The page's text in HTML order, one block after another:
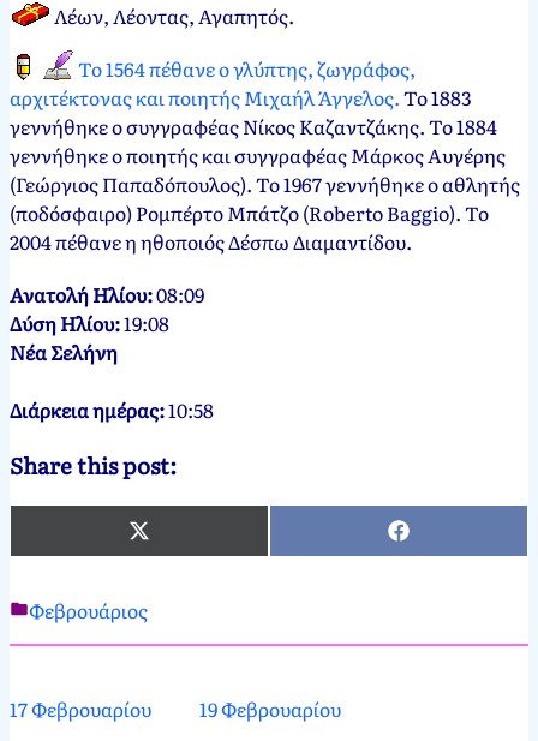
Λέων, Λέοντας, Αγαπητός.
Το 1564 πέθανε ο γλύπτης, ζωγράφος,
αρχιτέκτονας και ποιητής Μιχαήλ Άγγελος.Το 1883
γεννήθηκε ο συγγραφέας Νίκος Καζαντζάκης. Το 1884
γεννήθηκε ο ποιητής και συγγραφέας Μάρκος Αυγέρης
(Γεώργιος Παπαδόπουλος). Το 1967 γεννήθηκε ο αθλητής
(ποδόσφαιρο) Ρομπέρτο Μπάτζο (Roberto Baggio). Το
2004 πέθανε η ηθοποιός Δέσπω Διαμαντίδου.
Ανατολή Ηλίου:08:09
Δύση Ηλίου:19:08
Νέα Σελήνη
Διάρκεια ημέρας:10:58
Share this post:
X
(Twitter)
Facebook
Νεκτάριος
18
2012 18
Φεβρουαρίου,
Φεβρουάριος
17 Φεβρουαρίου 19 Φεβρουαρίου